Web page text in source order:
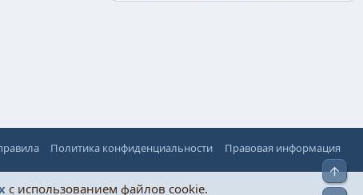
Политика конфиденциальности Правовая информация
с использованием файлов cookie.
Верх